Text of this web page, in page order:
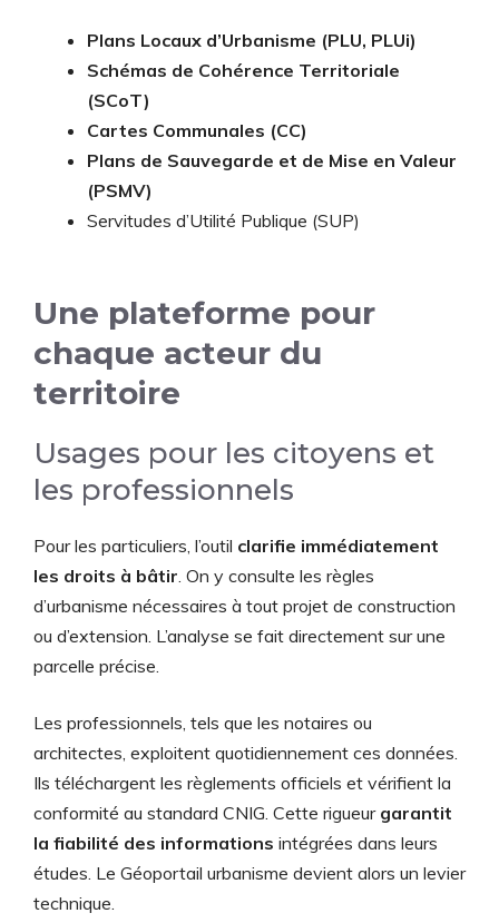
Plans Locaux d’Urbanisme (PLU, PLUi)
Schémas de Cohérence Territoriale
(SCoT)
Cartes Communales (CC)
Plans de Sauvegarde et de Mise en Valeur
(PSMV)
Servitudes d’Utilité Publique (SUP)
Une plateforme pour
chaque acteur du
territoire
Usages pour les citoyens et
les professionnels
Pour les particuliers, l’outil clarifie immédiatement
les droits à bâtir. On y consulte les règles
d’urbanisme nécessaires à tout projet de construction
ou d’extension. L’analyse se fait directement sur une
parcelle précise.
Les professionnels, tels que les notaires ou
architectes, exploitent quotidiennement ces données.
Ils téléchargent les règlements officiels et vérifient la
conformité au standard CNIG. Cette rigueur garantit
la fiabilité des informations intégrées dans leurs
études. Le Géoportail urbanisme devient alors un levier
technique.